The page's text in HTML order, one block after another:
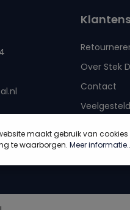
Over Stek
Contact
maakt gebruik van
te waarborgen. Meer